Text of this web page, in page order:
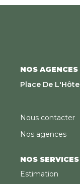
NOS AGENCES
Place De
Nous contacter
Nos agences
NOS SERVICES
Estimation